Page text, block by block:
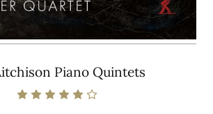
Piano Quintets